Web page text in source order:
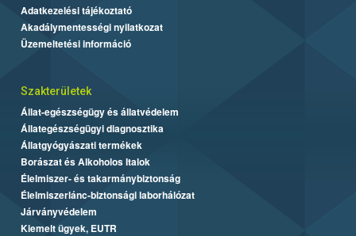
Adatkezelési tájékoztató
Akadálymentességi nyilatkozat
Üzemeltetési információ
Szakterületek
Állat-egészségügy és állatvédelem
Állategészségügyi diagnosztika
Állatgyógyászati termékek
Borászat és Alkoholos Italok
Élelmiszer- és takarmánybiztonság
Élelmiszerlánc-biztonsági laborhálózat
Járványvédelem
Kiemelt ügyek, EUTR